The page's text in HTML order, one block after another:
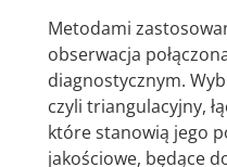
Metodami
obserwacja
diagnostycznym.
czyli triangulacyjny,
które stanowią jego
jakościowe, będące